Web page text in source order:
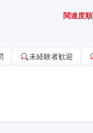
関連度順
未経験者歓迎